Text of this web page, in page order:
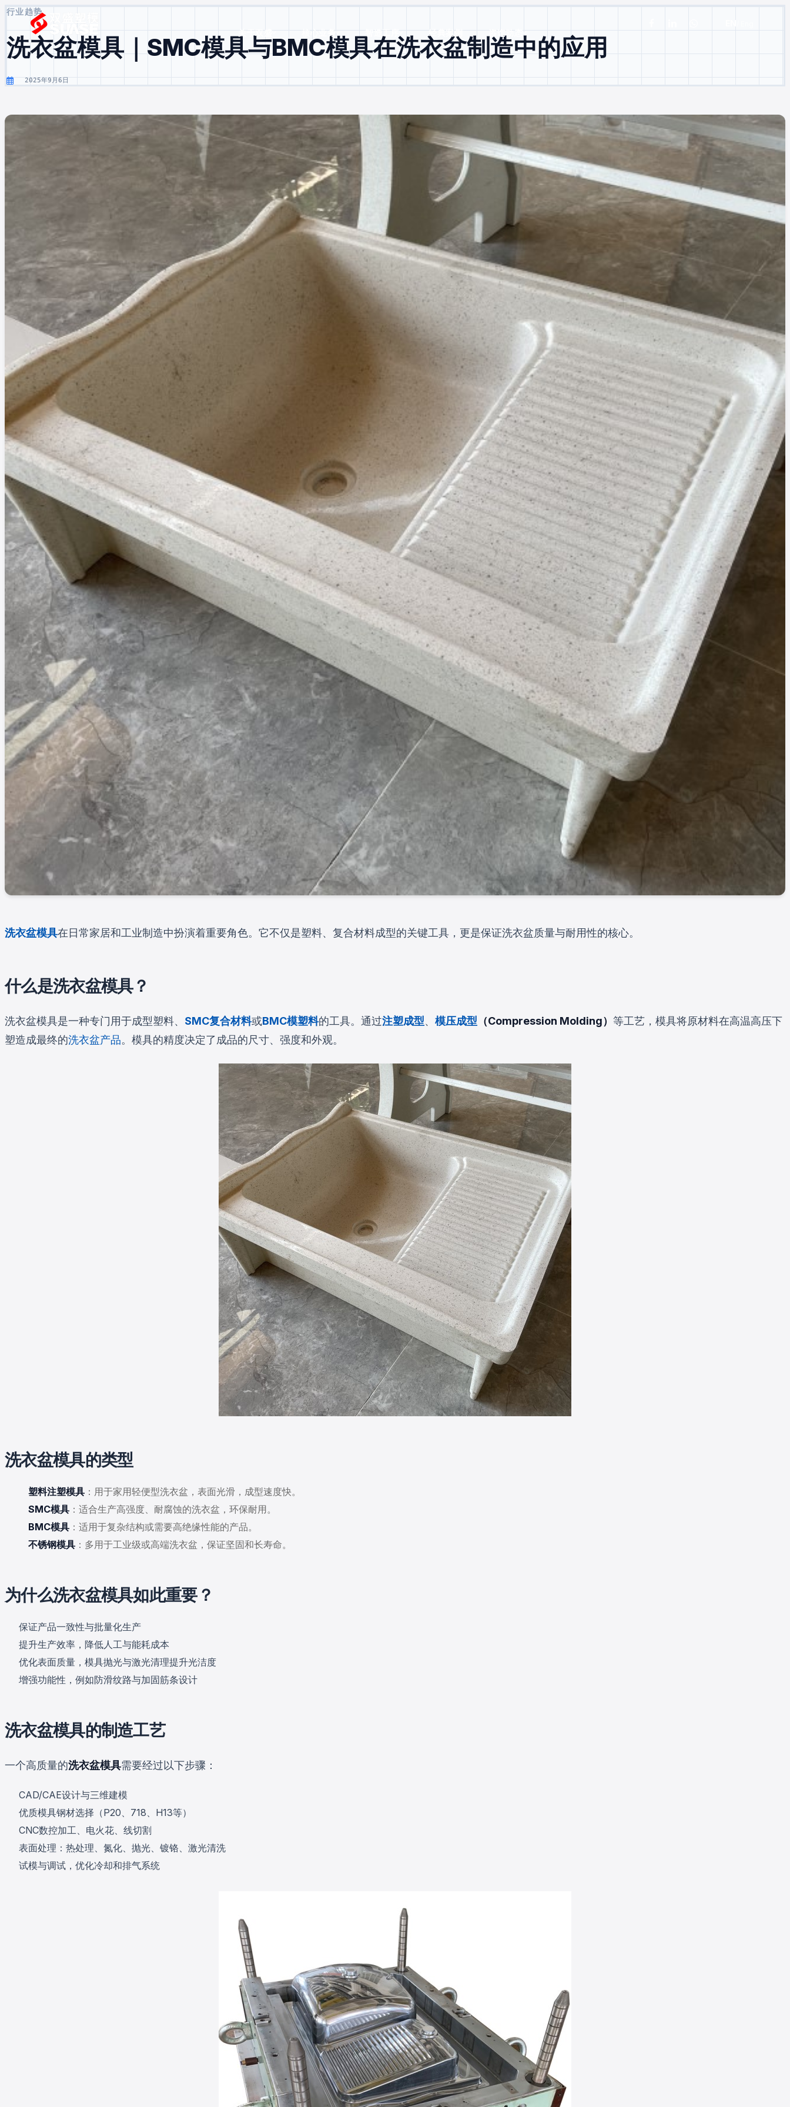
关于双盛
企业文化
核心业务
热固性模压模具
智造工序
模流分析与仿真
经典案例 咨询动态
企业新闻
facebook
linkedinwhatsapp
行业趋势
洗衣盆模具｜SMC模具与BMC模具在洗衣盆制造中的应用
2025年9月6日
洗衣盆模具在日常家居和工业制造中扮演着重要角色。它不仅是塑料、复合材料成型的关键工具，更是保证洗衣盆质量与耐用性的核心。
什么是洗衣盆模具？
洗衣盆模具是一种专门用于成型塑料、 SMC复合材料或BMC模塑料的工具。通过注塑成型、 模压成型 （Compression Molding） 等工艺，模具将原材料在高温高压下
塑造成最终的洗衣盆产品。模具的精度决定了成品的尺寸、强度和外观。
洗衣盆模具的类型
塑料注塑模具 ：用于家用轻便型洗衣盆，表面光滑，成型速度快。
SMC模具 ：适合生产高强度、耐腐蚀的洗衣盆，环保耐用。
BMC模具 ：适用于复杂结构或需要高绝缘性能的产品。
不锈钢模具 ：多用于工业级或高端洗衣盆，保证坚固和长寿命。
为什么洗衣盆模具如此重要？
保证产品一致性与批量化生产
提升生产效率，降低人工与能耗成本
优化表面质量，模具抛光与激光清理提升光洁度
增强功能性，例如防滑纹路与加固筋条设计
洗衣盆模具的制造工艺
一个高质量的洗衣盆模具需要经过以下步骤：
CAD/CAE设计与三维建模
优质模具钢材选择（P20、718、H13等）
CNC数控加工、电火花、线切割
表面处理：热处理、氮化、抛光、镀铬、激光清洗
试模与调试，优化冷却和排气系统